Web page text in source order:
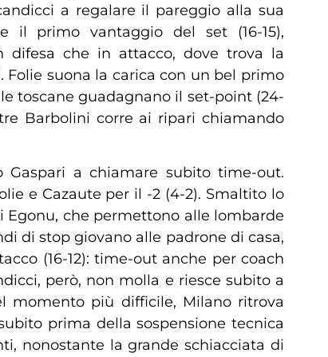
a regalare il pareggio alla sua
il primo vantaggio del set (16-15),
difesa che in attacco, dove trova la
Folie suona la carica con un bel primo
toscane guadagnano il set-point (24-
Barbolini corre ai ripari chiamando
Gaspari a chiamare subito time-out.
e Cazaute per il -2 (4-2). Smaltito lo
che permettono alle lombarde
di stop giovano alle padrone di casa,
(16-12): time-out anche per coach
però, non molla e riesce subito a
momento più difficile, Milano ritrova
prima della sospensione tecnica
nonostante la grande schiacciata di